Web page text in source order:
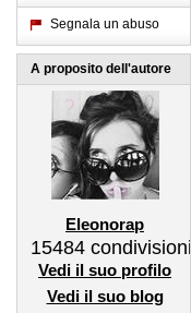
Segnala un abuso
A proposito dell'autore
Eleonorap
15484 condivisioni
Vedi il suo profilo
Vedi il suo blog